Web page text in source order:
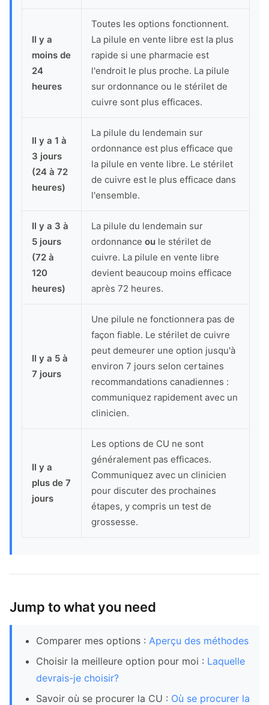
Il y a
moins de
24
heures
Toutes les options fonctionnent.
La pilule en vente libre est la plus
rapide si une pharmacie est
l'endroit le plus proche. La pilule
sur ordonnance ou le stérilet de
cuivre sont plus efficaces.
Il y a 1 à
3 jours
(24 à 72
heures)
La pilule du lendemain sur
ordonnance est plus efficace que
la pilule en vente libre. Le stérilet
de cuivre est le plus efficace dans
l'ensemble.
Il y a 3 à
5 jours
(72 à
120
heures)
La pilule du lendemain sur
ordonnance ou le stérilet de
cuivre. La pilule en vente libre
devient beaucoup moins efficace
après 72 heures.
Il y a 5 à
7 jours
Une pilule ne fonctionnera pas de
façon fiable. Le stérilet de cuivre
peut demeurer une option jusqu'à
environ 7 jours selon certaines
recommandations canadiennes :
communiquez rapidement avec un
clinicien.
Il y a
plus de 7
jours
Les options de CU ne sont
généralement pas efficaces.
Communiquez avec un clinicien
pour discuter des prochaines
étapes, y compris un test de
grossesse.
Jump to what you need
Comparer mes options : Aperçu des méthodes
Choisir la meilleure option pour moi : Laquelle
devrais-je choisir?
Savoir où se procurer la CU : Où se procurer la